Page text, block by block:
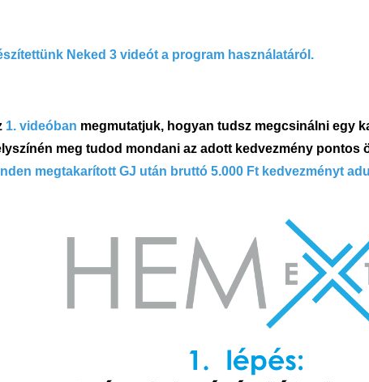
Neked 3 videót a program használatáról.
1. videóban megmutatjuk, hogyan tudsz megcsinálni egy
meg tudod mondani az adott kedvezmény pontos
megtakarított GJ után bruttó 5.000 Ft kedvezményt